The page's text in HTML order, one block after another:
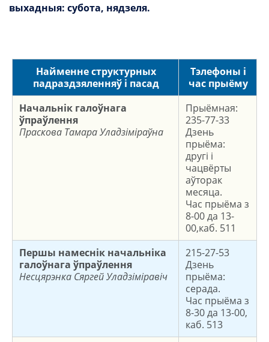
выхадныя: субота, нядзеля.
Найменне структурных
падраздзяленняў і пасад
Тэлефоны і
час прыёму
Начальнік галоўнага
ўпраўлення
Праскова Тамара Уладзіміраўна
Прыёмная:
235-77-33
Дзень
прыёма:
другі і
чацвёрты
аўторак
месяца.
Час прыёма з
8-00 да 13-
00,каб. 511
Першы намеснік начальніка
галоўнага ўпраўлення
Несцярэнка Сяргей Уладзіміравіч
215-27-53
Дзень
прыёма:
серада.
Час прыёма з
8-30 да 13-00,
каб. 513